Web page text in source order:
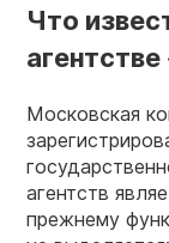
Что
Московская
агентств
прежнему